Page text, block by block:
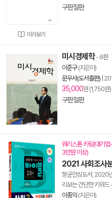
미리보기
구판절판
미시경제학- 6판
이준구(지은이)
문우사(도서출판)
35,000원 (1,750원)
구판절판
워리스톤 키링(대기업
3만원 이상)
2021 사회조사
항균안심도서, 2020
리보는 간단한 키워드
이종익 (지은이)